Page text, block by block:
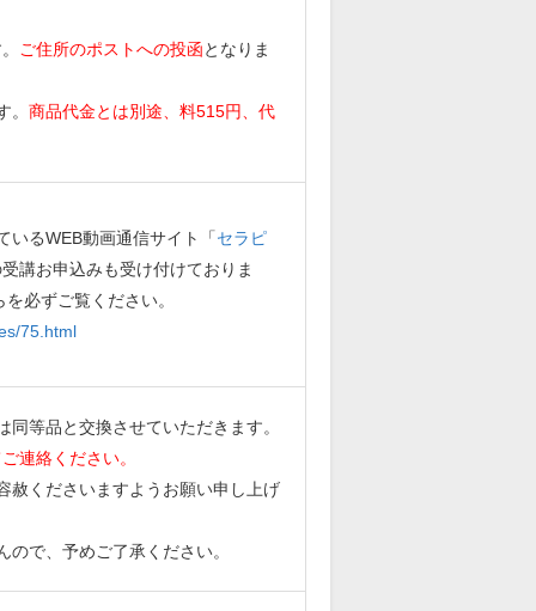
ご住所のポストへの投函となりま
商品代金とは別途、料515円、代
いるWEB動画通信サイト「セラピ
講お申込みも受け付けておりま
必ずご覧ください。
75.html
等品と交換させていただきます。
連絡ください。
赦くださいますようお願い申し上げ
で、予めご了承ください。